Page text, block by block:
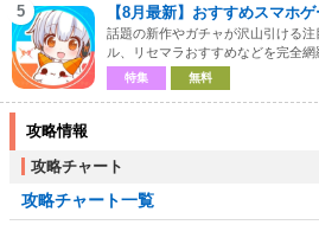
5 【8月最新】おすすめスマホ
話題の新作やガチャが沢山引ける
ル、リセマラおすすめなどを完全網
特集 無料
攻略情報
攻略チャート
攻略チャート一覧